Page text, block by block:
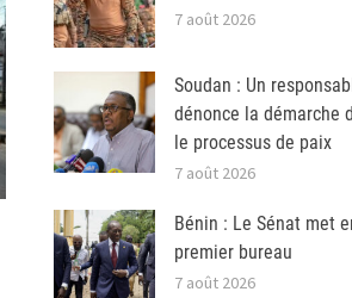
7 août 2026
Soudan : Un
dénonce la démarche
le processus de paix
7 août 2026
Bénin : Le Sénat met
premier bureau
7 août 2026